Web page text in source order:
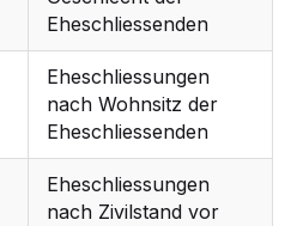
Eheschliessenden
Eheschliessungen
nach Wohnsitz der
Eheschliessenden
Eheschliessungen
nach Zivilstand vor